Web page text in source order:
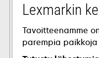
Lexmarkin
Tavoitteenamme
parempia paikkoja